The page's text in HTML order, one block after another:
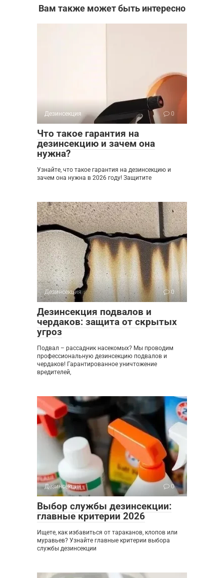
Вам также может быть интересно
Дезинсекция 0
Что такое гарантия на
дезинсекцию и зачем она
нужна?
Узнайте, что такое гарантия на дезинсекцию и
зачем она нужна в 2026 году! Защитите
Дезинсекция 0
Дезинсекция подвалов и
чердаков: защита от скрытых
угроз
Подвал – рассадник насекомых? Мы проводим
профессиональную дезинсекцию подвалов и
чердаков! Гарантированное уничтожение
вредителей,
Дезинсекция 0
Выбор службы дезинсекции:
главные критерии 2026
Ищете, как избавиться от тараканов, клопов или
муравьев? Узнайте главные критерии выбора
службы дезинсекции